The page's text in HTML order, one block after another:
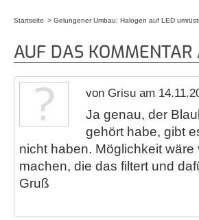
Startseite Gelungener Umbau: Halogen auf LED
AUF DAS KOMMENTAR
von Grisu am
Ja genau, der
gehört habe, gibt
nicht haben. Möglichkeit
machen, die das filtert und
Gruß